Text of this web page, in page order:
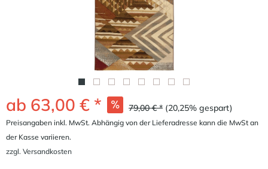
ab 63,00 € * 79,00 € * (20,25% gespart)
Preisangaben inkl. MwSt. Abhängig von der Lieferadresse kann die MwSt an
der Kasse variieren.
zzgl. Versandkosten